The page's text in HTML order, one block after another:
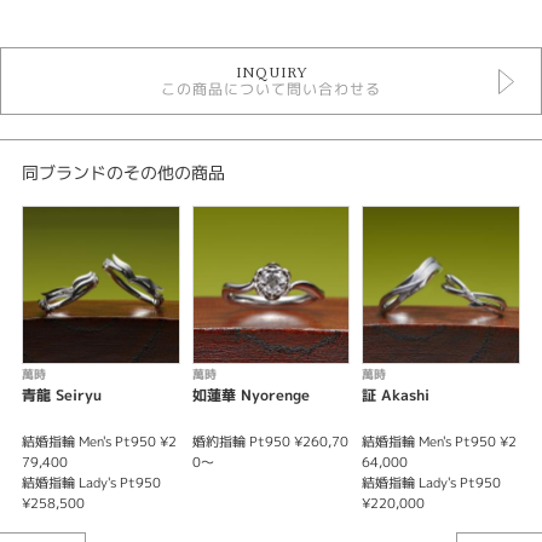
結婚指輪
萬時 ＞ 結婚指輪
性別
紹介文
富士山 ～一富士二鷹三茄子～
初夢に見ると縁起が良いとさる 一富士二鷹三茄子 より、日本を象徴する 富
士山 をデザインした結婚指輪です。お二人の左手の薬指に着けて頂きます
と、湖面に映った 逆さ富士 に見えます。幅広ながらも、抜群の着け心地を
誇る結婚指輪デザインです。
※価格は税込みになります。
（地金はK18WG・K18PG・K18YGに変更可能です）
INQUIRY
この商品について問い合わせる
同ブランドのその他の商品
萬時
青龍 Seiryu
結婚指輪 Men's Pt950 ¥2
79,400
結婚指輪 Lady's Pt950
¥258,500
萬時
如蓮華 Nyorenge
婚約指輪 Pt950 ¥260,70
0～
萬時
証 Akashi
結婚指輪 Men's Pt950 ¥2
64,000
結婚指輪 Lady's Pt950
¥220,000